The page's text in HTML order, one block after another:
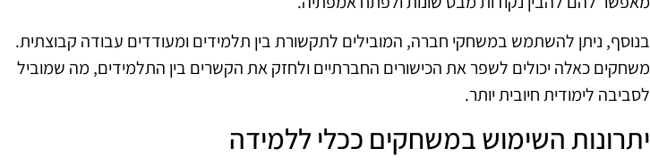
בנוסף, ניתן להשתמש במשחקי חברה, המובילים לתקשורת בין תלמידים ומעודדים עבודה קבוצתית.
משחקים כאלה יכולים לשפר את הכישורים החברתיים ולחזק את הקשרים בין התלמידים, מה שמוביל
לסביבה לימודית חיובית יותר.
יתרונות השימוש במשחקים ככלי ללמידה